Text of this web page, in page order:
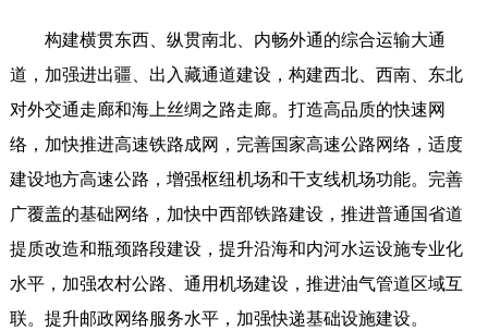
构建横贯东西、纵贯南北、内畅外通的综合运输大通
道，加强进出疆、出入藏通道建设，构建西北、西南、东北
对外交通走廊和海上丝绸之路走廊。打造高品质的快速网
络，加快推进高速铁路成网，完善国家高速公路网络，适度
建设地方高速公路，增强枢纽机场和干支线机场功能。完善
广覆盖的基础网络，加快中西部铁路建设，推进普通国省道
提质改造和瓶颈路段建设，提升沿海和内河水运设施专业化
水平，加强农村公路、通用机场建设，推进油气管道区域互
联。提升邮政网络服务水平，加强快递基础设施建设。